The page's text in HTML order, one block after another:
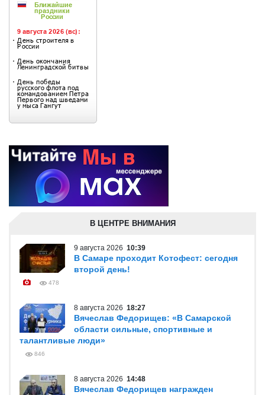
В ЦЕНТРЕ ВНИМАНИЯ
9 августа 2026 10:39
В Самаре проходит Котофест: сегодня
второй день!
478
8 августа 2026 18:27
Вячеслав Федорищев: «В Самарской
области сильные, спортивные и
талантливые люди»
846
8 августа 2026 14:48
Вячеслав Федорищев награжден